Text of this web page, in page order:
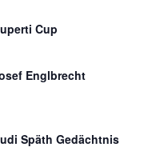
Cup
Englbrecht
Späth Gedächtnis